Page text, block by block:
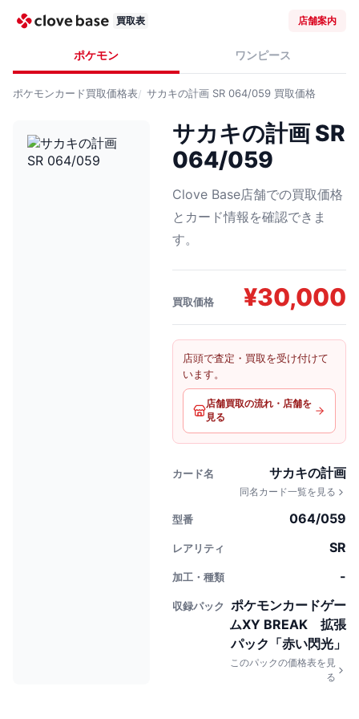
買取表 店舗案内
ポケモン ワンピース
ポケモンカード買取価格表 サカキの計画 SR 064/059 買取価格
サカキの計画 SR
064/059
Clove Base店舗での買取価格
とカード情報を確認できま
す。
買取価格 ¥30,000
店頭で査定・買取を受け付けて
います。
店舗買取の流れ・店舗を
見る
カード名 サカキの計画
同名カード一覧を見る
型番 064/059
レアリティ SR
加工・種類 -
収録パック
ポケモンカードゲー
ムXY BREAK 拡張
パック「赤い閃光」
このパックの価格表を見
る